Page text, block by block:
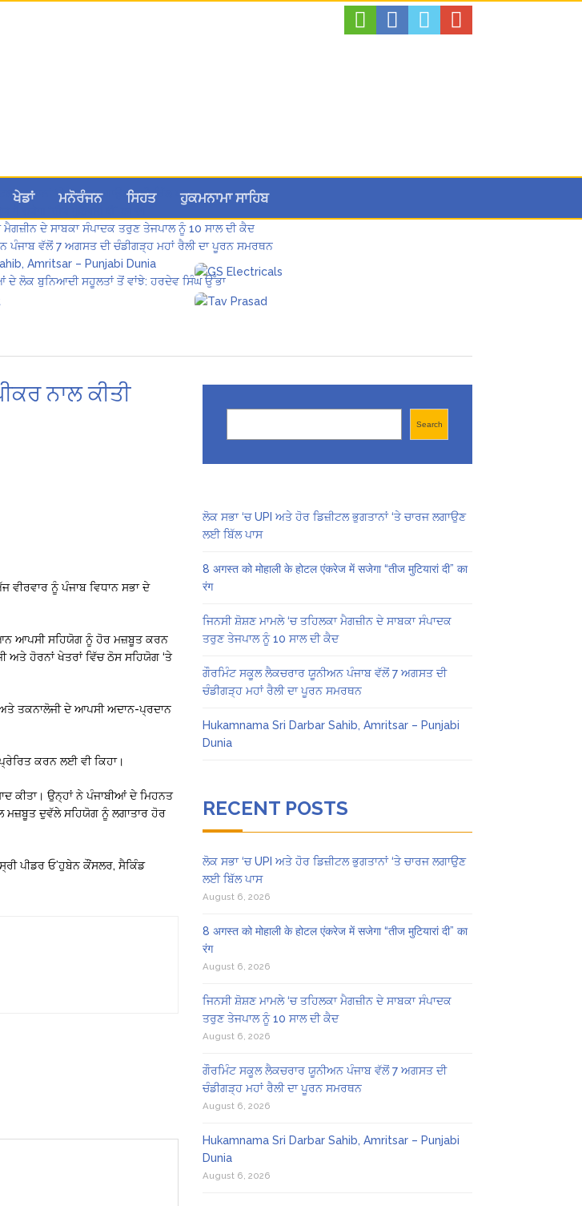
ਖੇਡਾਂ ਮਨੋਰੰਜਨ ਸਿਹਤ ਹੁਕਮਨਾਮਾ ਸਾਹਿਬ
ਭੁਗਤਾਨਾਂ ‘ਤੇ ਚਾਰਜ ਲਗਾਉਣ ਲਈ ਬਿੱਲ ਪਾਸ
ਮੈਗਜ਼ੀਨ ਦੇ ਸਾਬਕਾ ਸੰਪਾਦਕ ਤਰੁਣ ਤੇਜਪਾਲ ਨੂੰ 10 ਸਾਲ ਦੀ ਕੈਦ
ਪੰਜਾਬ ਵੱਲੋਂ 7 ਅਗਸਤ ਦੀ ਚੰਡੀਗੜ੍ਹ ਮਹਾਂ ਰੈਲੀ ਦਾ ਪੂਰਨ ਸਮਰਥਨ
Amritsar – Punjabi Dunia
ਦੇ ਲੋਕ ਬੁਨਿਆਦੀ ਸਹੂਲਤਾਂ ਤੋਂ ਵਾਂਝੇ: ਹਰਦੇਵ ਸਿੰਘ ਉੱਭਾ
ਨਾਲ ਕੀਤੀ
ਨੂੰ ਪੰਜਾਬ ਵਿਧਾਨ ਸਭਾ ਦੇ
ਆਪਸੀ ਸਹਿਯੋਗ ਨੂੰ ਹੋਰ ਮਜ਼ਬੂਤ ਕਰਨ
ਅਤੇ ਹੋਰਨਾਂ ਖੇਤਰਾਂ ਵਿੱਚ ਠੋਸ ਸਹਿਯੋਗ ‘ਤੇ
ਤਕਨਾਲੋਜੀ ਦੇ ਆਪਸੀ ਅਦਾਨ-ਪ੍ਰਦਾਨ
ਕਰਨ ਲਈ ਵੀ ਕਿਹਾ।
ਕੀਤਾ। ਉਨ੍ਹਾਂ ਨੇ ਪੰਜਾਬੀਆਂ ਦੇ ਮਿਹਨਤ
ਮਜ਼ਬੂਤ ਦੁਵੱਲੇ ਸਹਿਯੋਗ ਨੂੰ ਲਗਾਤਾਰ ਹੋਰ
ਪੀਡਰ ਓ’ਹੁਬੇਨ ਕੌਂਸਲਰ, ਸੈਕਿੰਡ
Search
ਲੋਕ ਸਭਾ ‘ਚ UPI ਅਤੇ ਹੋਰ ਡਿਜ਼ੀਟਲ ਭੁਗਤਾਨਾਂ ‘ਤੇ ਚਾਰਜ ਲਗਾਉਣ
ਲਈ ਬਿੱਲ ਪਾਸ
8 अगस्त को मोहाली के होटल एंकरेज में सजेगा “तीज मुटियारां दी” का
रंग
ਜਿਨਸੀ ਸ਼ੋਸ਼ਣ ਮਾਮਲੇ ‘ਚ ਤਹਿਲਕਾ ਮੈਗਜ਼ੀਨ ਦੇ ਸਾਬਕਾ ਸੰਪਾਦਕ
ਤਰੁਣ ਤੇਜਪਾਲ ਨੂੰ 10 ਸਾਲ ਦੀ ਕੈਦ
ਗੌਰਮਿੰਟ ਸਕੂਲ ਲੈਕਚਰਾਰ ਯੂਨੀਅਨ ਪੰਜਾਬ ਵੱਲੋਂ 7 ਅਗਸਤ ਦੀ
ਚੰਡੀਗੜ੍ਹ ਮਹਾਂ ਰੈਲੀ ਦਾ ਪੂਰਨ ਸਮਰਥਨ
Hukamnama Sri Darbar Sahib, Amritsar – Punjabi
Dunia
RECENT POSTS
ਲੋਕ ਸਭਾ ‘ਚ UPI ਅਤੇ ਹੋਰ ਡਿਜ਼ੀਟਲ ਭੁਗਤਾਨਾਂ ‘ਤੇ ਚਾਰਜ ਲਗਾਉਣ
ਲਈ ਬਿੱਲ ਪਾਸ
August 6, 2026
8 अगस्त को मोहाली के होटल एंकरेज में सजेगा “तीज मुटियारां दी” का
रंग
August 6, 2026
ਜਿਨਸੀ ਸ਼ੋਸ਼ਣ ਮਾਮਲੇ ‘ਚ ਤਹਿਲਕਾ ਮੈਗਜ਼ੀਨ ਦੇ ਸਾਬਕਾ ਸੰਪਾਦਕ
ਤਰੁਣ ਤੇਜਪਾਲ ਨੂੰ 10 ਸਾਲ ਦੀ ਕੈਦ
August 6, 2026
ਗੌਰਮਿੰਟ ਸਕੂਲ ਲੈਕਚਰਾਰ ਯੂਨੀਅਨ ਪੰਜਾਬ ਵੱਲੋਂ 7 ਅਗਸਤ ਦੀ
ਚੰਡੀਗੜ੍ਹ ਮਹਾਂ ਰੈਲੀ ਦਾ ਪੂਰਨ ਸਮਰਥਨ
August 6, 2026
Hukamnama Sri Darbar Sahib, Amritsar – Punjabi
Dunia
August 6, 2026